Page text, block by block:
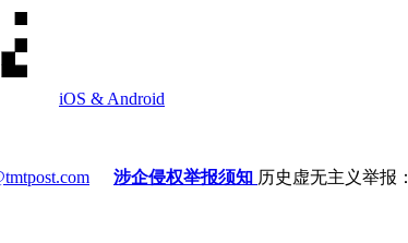
iOS & Android
涉企侵权举报须知 历史虚无主义举报：